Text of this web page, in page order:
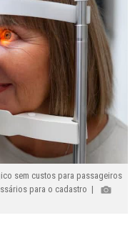
sem custos para passageiros
para o cadastro |